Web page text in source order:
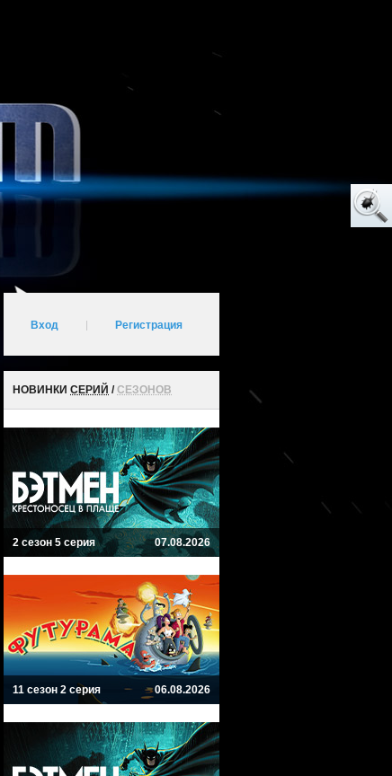
Вход Регистрация
НОВИНКИ СЕРИЙ /СЕЗОНОВ
2 сезон 5 серия 07.08.2026
11 сезон 2 серия 06.08.2026